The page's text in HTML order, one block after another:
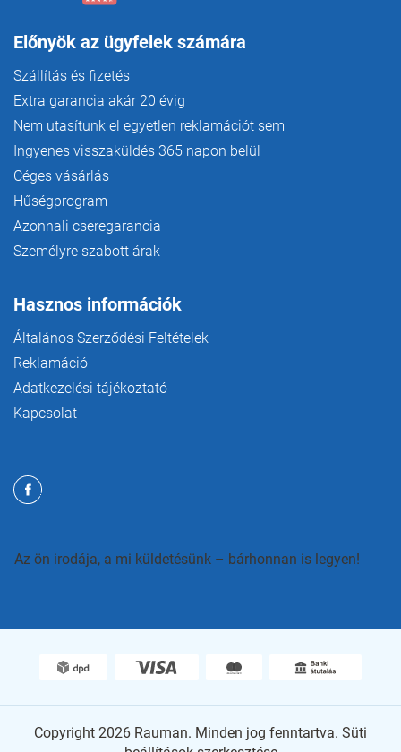
Előnyök az ügyfelek számára
Szállítás és fizetés
Extra garancia akár 20 évig
Nem utasítunk el egyetlen reklamációt sem
Ingyenes visszaküldés 365 napon belül
Céges vásárlás
Hűségprogram
Azonnali cseregarancia
Személyre szabott árak
Hasznos információk
Általános Szerződési Feltételek
Reklamáció
Adatkezelési tájékoztató
Kapcsolat
Az ön irodája, a mi küldetésünk – bárhonnan is legyen!
Copyright 2026 Rauman. Minden jog fenntartva. Süti